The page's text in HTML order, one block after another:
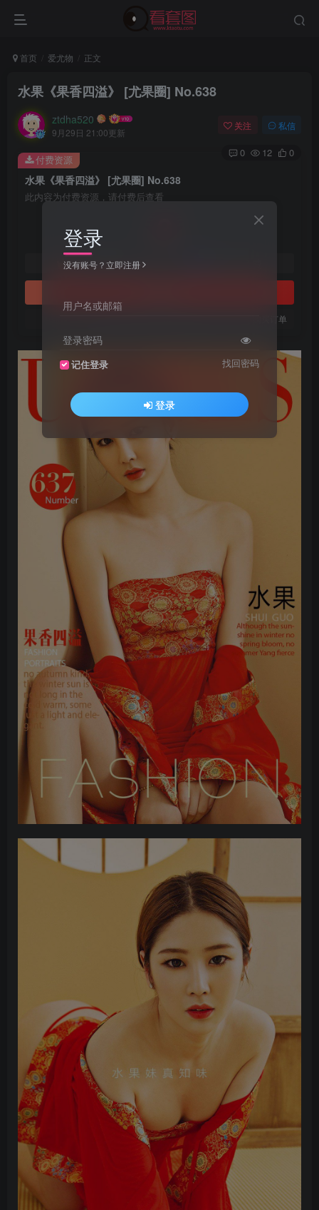
首页 爱尤物 正文
水果《果香四溢》 [尤果圈] No.638
ztdha520
9月29日 21:00更新
关注 私信
0 12 0
水果《果香四溢》 [尤果圈] No.638
此内容为付费资源，请付费后查看
黄金会员 免费
您当前未登录！建议登陆后购买，可保存购买订单
付费资源
登录
没有账号？立即注册
用户名或邮箱
登录密码
记住登录 找回密码
登录